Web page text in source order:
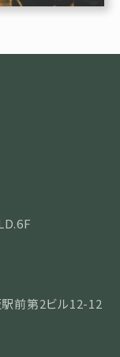
前第2ビル12-12